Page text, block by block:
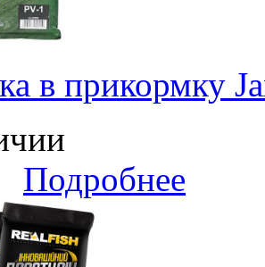
в прикормку
Подробнее